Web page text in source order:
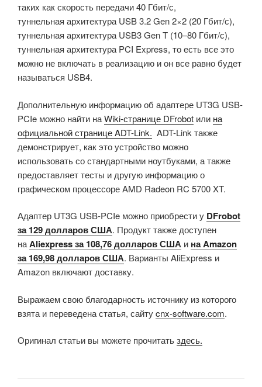
таких как скорость передачи 40 Гбит/с,
туннельная архитектура USB 3.2 Gen 2×2 (20 Гбит/с),
туннельная архитектура USB3 Gen T (10–80 Гбит/с),
туннельная архитектура PCI Express, то есть все это
можно не включать в реализацию и он все равно будет
называться USB4.
Дополнительную информацию об адаптере UT3G USB-
PCIe можно найти наWiki-странице DFrobot или на
официальной странице ADT-Link. ADT-Link также
демонстрирует, как это устройство можно
использовать со стандартными ноутбуками, а также
предоставляет тесты и другую информацию о
графическом процессоре AMD Radeon RC 5700 XT.
Адаптер UT3G USB-PCIe можно приобрести у DFrobot
за 129 долларов США. Продукт также доступен
наAliexpress за 108,76 долларов США и на Amazon
за 169,98 долларов США. Варианты AliExpress и
Amazon включают доставку.
Выражаем свою благодарность источнику из которого
взята и переведена статья, сайтуcnx-software.com.
Оригинал статьи вы можете прочитатьздесь.